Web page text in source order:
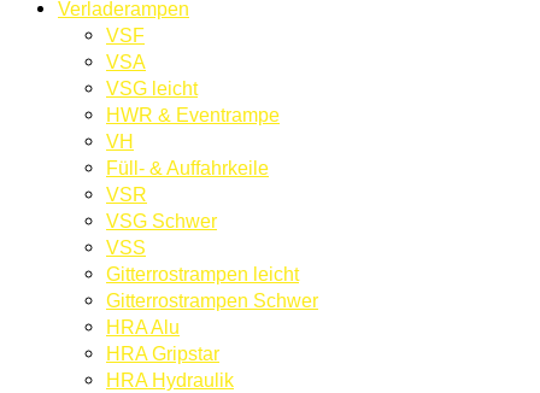
Verladerampen
VSF
VSA
VSG leicht
HWR & Eventrampe
VH
Füll- & Auffahrkeile
VSR
VSG Schwer
VSS
Gitterrostrampen leicht
Gitterrostrampen Schwer
HRA Alu
HRA Gripstar
HRA Hydraulik